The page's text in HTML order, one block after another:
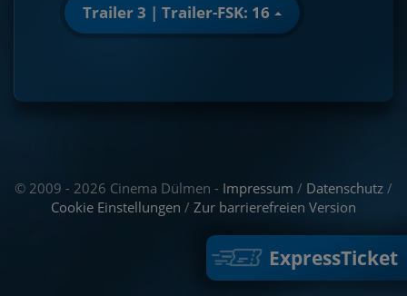
ExpressTicket
Trailer 3 | Trailer-FSK: 16
© 2009 - 2026 Cinema Dülmen - Impressum / Datenschutz /
Cookie Einstellungen / Zur barrierefreien Version